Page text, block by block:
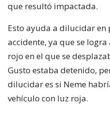
que resultó impactada.
Esto ayuda a dilucidar
accidente, ya que se
rojo en el que se
Gusto estaba detenido,
dilucidar es si Neme
vehículo con luz roja.